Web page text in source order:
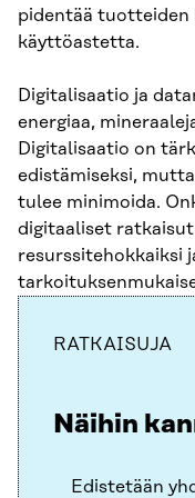
pidentää tuotteiden
käyttöastetta.
Digitalisaatio ja
energiaa,
Digitalisaatio on
edistämiseksi,
tulee minimoida.
digitaaliset
resurssitehokkaiksi
RATKAISUJA
Näihin
Edistetään